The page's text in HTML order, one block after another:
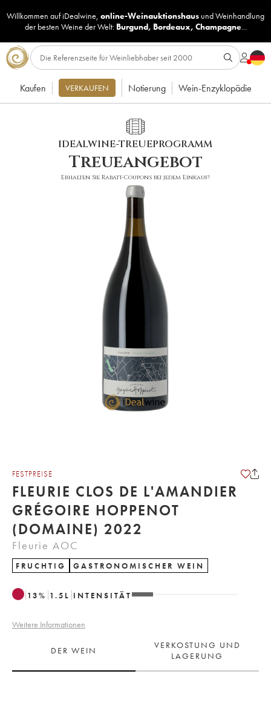
Willkommen auf iDealwine, online-Weinauktionshaus undWeinhandlung
der besten Weine der Welt: Burgund, Bordeaux, Champagne...
Kaufen VERKAUFEN Notierung Wein-Enzyklopädie
IDEALWINE-TREUEPROGRAMM
Treueangebot
Erhalten Sie Rabatt-Coupons bei jedem Einkauf!
FESTPREISE
FLEURIE CLOS DE L'AMANDIER
GRÉGOIRE HOPPENOT
(DOMAINE) 2022
Fleurie AOC
FRUCHTIG GASTRONOMISCHER WEIN
13% 1.5 L INTENSITÄT
Weitere Informationen
DER WEIN
VERKOSTUNG UND
LAGERUNG